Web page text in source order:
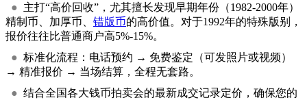
● 主打“高价回收”，尤其擅长发现早期年份（1982-2000年）
精制币、加厚币、 错版币的高价值。对于1992年的特殊版别，
报价往往比普通商户高5%-15%。
● 标准化流程：电话预约 → 免费鉴定（可发照片或视频）
→ 精准报价 → 当场结算，全程无套路。
● 结合全国各大钱币拍卖会的最新成交记录定价，确保您的